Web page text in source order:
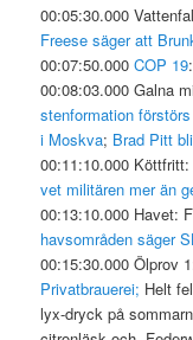
00:05:30.000
Freese säger att
00:07:50.000COP 19
00:08:03.000 Galna
stenformation
i Moskva; Brad Pitt
00:11:10.000 Köttfritt:
vet militären mer än
00:13:10.000 Havet: F
havsområden säger
00:15:30.000 Ölprov
Privatbrauerei; Helt
lyx-dryck på